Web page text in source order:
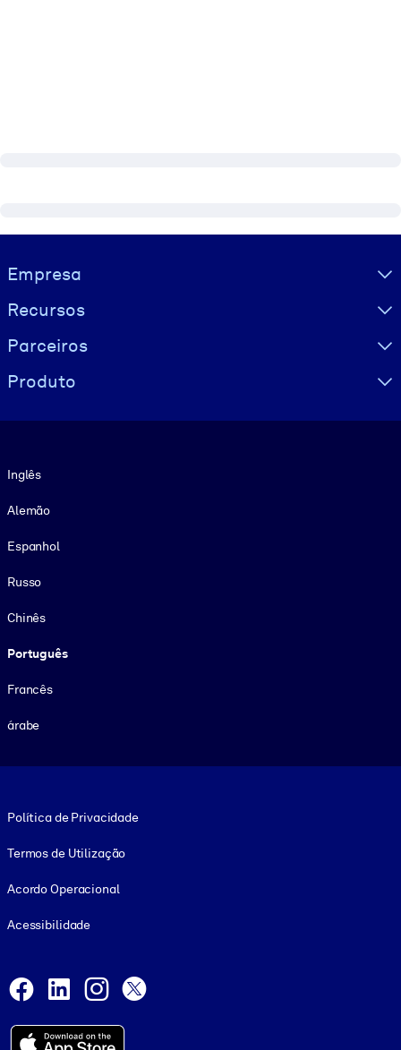
Visually hidden Text
Empresa
Recursos
Parceiros
Produto
Inglês
Alemão
Espanhol
Russo
Chinês
Português
Francês
árabe
Política de Privacidade
Termos de Utilização
Acordo Operacional
Acessibilidade
Facebook
LinkedInInstagram